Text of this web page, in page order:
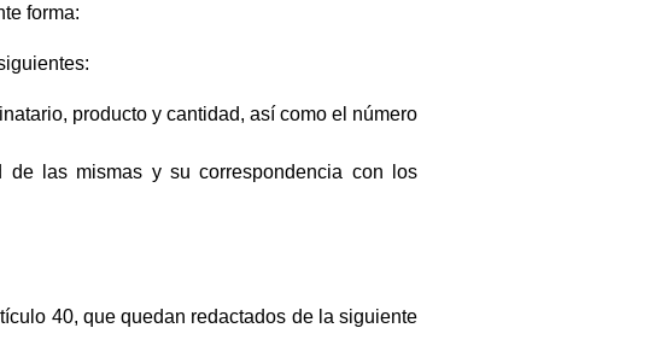
forma:
producto y cantidad, así como el número
las mismas y su correspondencia con los
40, que quedan redactados de la siguiente